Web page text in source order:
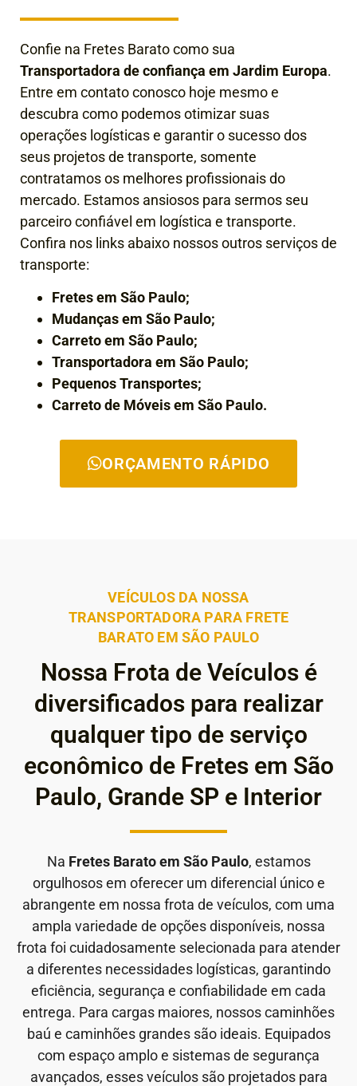
Confie na Fretes Barato como sua
Transportadora de confiança em Jardim Europa.
Entre em contato conosco hoje mesmo e
descubra como podemos otimizar suas
operações logísticas e garantir o sucesso dos
seus projetos de transporte, somente
contratamos os melhores profissionais do
mercado. Estamos ansiosos para sermos seu
parceiro confiável em logística e transporte.
Confira nos links abaixo nossos outros serviços de
transporte:
Fretes em São Paulo;
Mudanças em São Paulo;
Carreto em São Paulo;
Transportadora em São Paulo;
Pequenos Transportes;
Carreto de Móveis em São Paulo.
ORÇAMENTO RÁPIDO
VEÍCULOS DA NOSSA
TRANSPORTADORA PARA FRETE
BARATO EM SÃO PAULO
Nossa Frota de Veículos é
diversificados para realizar
qualquer tipo de serviço
econômico de Fretes em São
Paulo, Grande SP e Interior
Na Fretes Barato em São Paulo, estamos
orgulhosos em oferecer um diferencial único e
abrangente em nossa frota de veículos, com uma
ampla variedade de opções disponíveis, nossa
frota foi cuidadosamente selecionada para atender
a diferentes necessidades logísticas, garantindo
eficiência, segurança e confiabilidade em cada
entrega. Para cargas maiores, nossos caminhões
baú e caminhões grandes são ideais. Equipados
com espaço amplo e sistemas de segurança
avançados, esses veículos são projetados para